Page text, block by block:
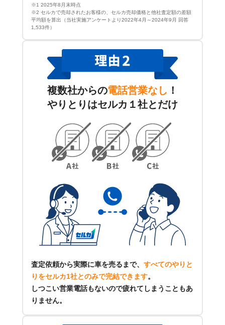
※1 2025年8月末時点
※2 セルカで売却されたお客様の、セルカ売却価格と他社査定額の差額
平均額を算出（当社実施アンケートより2022年4月～2024年9月 回答
1,533件）
複数社からの電話営業なし ！
やりとりはセルカ１社とだけ
査定依頼から実際に車を売るまで、 すべてのやりと
りをセルカ1社とのみで完結できます。
しつこい営業電話もないので疲れてしまうこともあ
りません。